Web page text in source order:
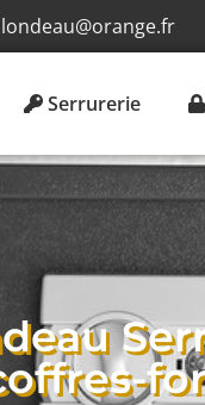
Serrurerie